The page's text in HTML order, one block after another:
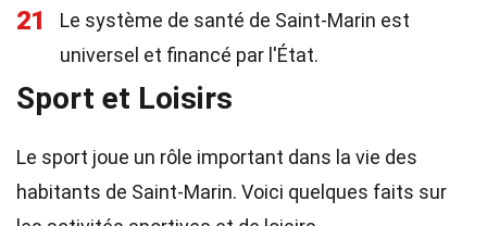
21
Le système de santé de Saint-Marin est
universel et financé par l'État.
Sport et Loisirs
Le sport joue un rôle important dans la vie des
habitants de Saint-Marin. Voici quelques faits sur